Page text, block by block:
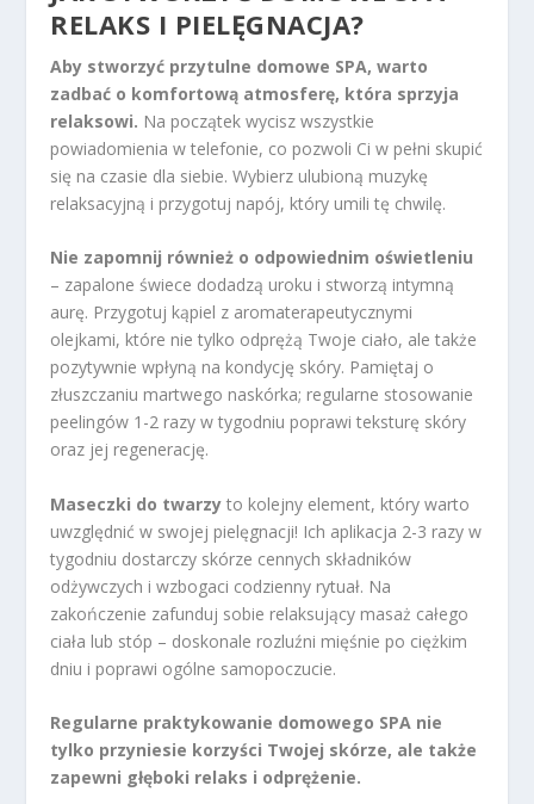
RELAKS I PIELĘGNACJA?
Aby stworzyć przytulne domowe SPA, warto
zadbać o komfortową atmosferę, która sprzyja
relaksowi. Na początek wycisz wszystkie
powiadomienia w telefonie, co pozwoli Ci w pełni skupić
się na czasie dla siebie. Wybierz ulubioną muzykę
relaksacyjną i przygotuj napój, który umili tę chwilę.
Nie zapomnij również o odpowiednim oświetleniu
– zapalone świece dodadzą uroku i stworzą intymną
aurę. Przygotuj kąpiel z aromaterapeutycznymi
olejkami, które nie tylko odprężą Twoje ciało, ale także
pozytywnie wpłyną na kondycję skóry. Pamiętaj o
złuszczaniu martwego naskórka; regularne stosowanie
peelingów 1-2 razy w tygodniu poprawi teksturę skóry
oraz jej regenerację.
Maseczki do twarzy to kolejny element, który warto
uwzględnić w swojej pielęgnacji! Ich aplikacja 2-3 razy w
tygodniu dostarczy skórze cennych składników
odżywczych i wzbogaci codzienny rytuał. Na
zakończenie zafunduj sobie relaksujący masaż całego
ciała lub stóp – doskonale rozluźni mięśnie po ciężkim
dniu i poprawi ogólne samopoczucie.
Regularne praktykowanie domowego SPA nie
tylko przyniesie korzyści Twojej skórze, ale także
zapewni głęboki relaks i odprężenie.